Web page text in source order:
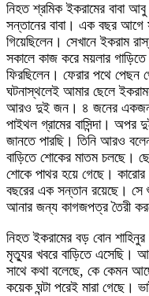
নিহত শ্রমিক ইকরামের বাবা
সন্তানের বাবা। এক বছর আগে
গিয়েছিলেন। সেখানে ইকরাম
সকালে কাজ করে ময়লার
ফিরছিলেন। ফেরার পথে পেছন
ঘটনাস্থলেই আমার ছেলে
আরও দুই জন। ৪ জনের একজন
পাইথল গ্রামের বাসিন্দা। অপর
জানতে পারছি। তিনি আরও
বাড়িতে শোকের মাতম চলছে।
শোকে পাথর হয়ে গেছে।
বছরের এক সন্তান রয়েছে। সে
আনার জন্য কাগজপত্র তৈরী
নিহত ইকরামের বড় বোন
মৃত্যুর খবরে বাড়িতে এসেছি।
সাথে কথা বলেছে, কে কেমন
কয়েক ঘন্টা পরেই মারা গেছে।